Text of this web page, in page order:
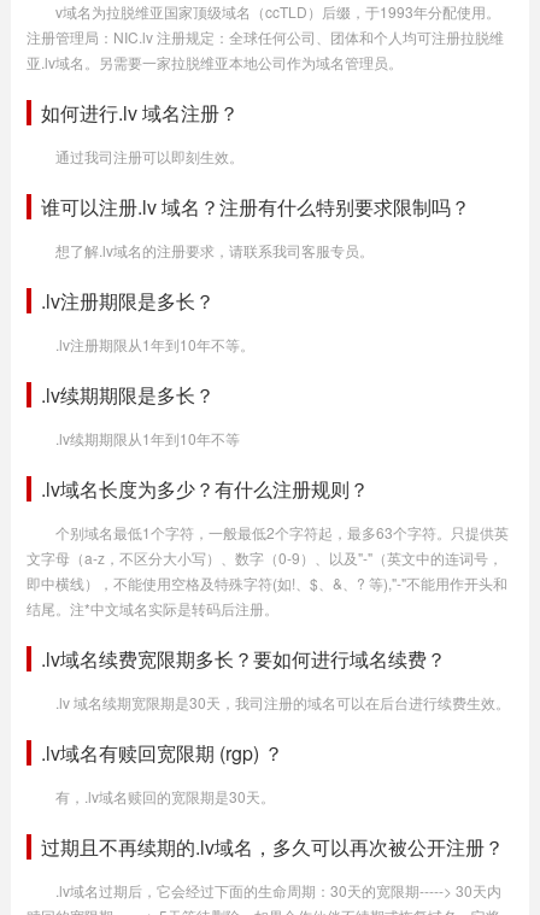
v域名为拉脱维亚国家顶级域名（ccTLD）后缀，于1993年分配使用。
注册管理局：NIC.lv 注册规定：全球任何公司、团体和个人均可注册拉脱维
亚.lv域名。另需要一家拉脱维亚本地公司作为域名管理员。
如何进行.lv 域名注册？
通过我司注册可以即刻生效。
谁可以注册.lv 域名？注册有什么特别要求限制吗？
想了解.lv域名的注册要求，请联系我司客服专员。
.lv注册期限是多长？
.lv注册期限从1年到10年不等。
.lv续期期限是多长？
.lv续期期限从1年到10年不等
.lv域名长度为多少？有什么注册规则？
个别域名最低1个字符，一般最低2个字符起，最多63个字符。只提供英
文字母（a-z，不区分大小写）、数字（0-9）、以及"-"（英文中的连词号，
即中横线），不能使用空格及特殊字符(如!、$、&、? 等),"-"不能用作开头和
结尾。注*中文域名实际是转码后注册。
.lv域名续费宽限期多长？要如何进行域名续费？
.lv 域名续期宽限期是30天，我司注册的域名可以在后台进行续费生效。
.lv域名有赎回宽限期 (rgp) ？
有，.lv域名赎回的宽限期是30天。
过期且不再续期的.lv域名，多久可以再次被公开注册？
.lv域名过期后，它会经过下面的生命周期：30天的宽限期-----> 30天内